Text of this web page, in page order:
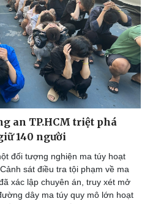
Công nghệ
Sành điệu
Tin Công nghệ
Trải nghiệm
an TP.HCM triệt phá
140 người
đối tượng nghiện ma túy hoạt
sát điều tra tội phạm về ma
xác lập chuyên án, truy xét mở
dây ma túy quy mô lớn hoạt